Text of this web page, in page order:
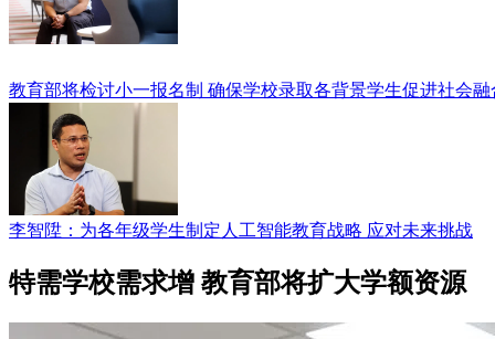
教育部将检讨小一报名制 确保学校录取各背景学生促进社会融
李智陞：为各年级学生制定人工智能教育战略 应对未来挑战
特需学校需求增 教育部将扩大学额资源